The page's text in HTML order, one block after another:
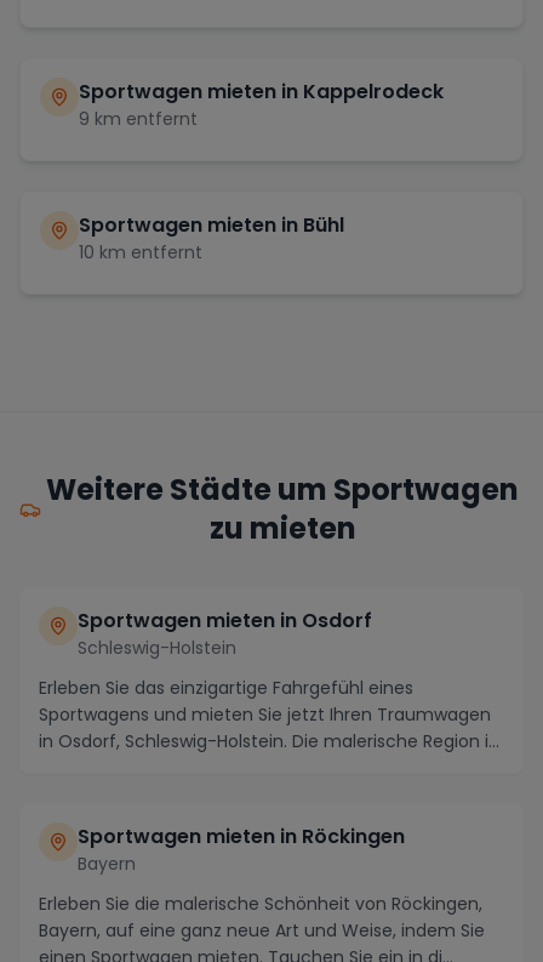
Sportwagen mieten in Kappelrodeck
9 km entfernt
Sportwagen mieten in Bühl
10 km entfernt
Weitere Städte um Sportwagen
zu mieten
Sportwagen mieten in Osdorf
Schleswig-Holstein
Erleben Sie das einzigartige Fahrgefühl eines
Sportwagens und mieten Sie jetzt Ihren Traumwagen
in Osdorf, Schleswig-Holstein. Die malerische Region i...
Sportwagen mieten in Röckingen
Bayern
Erleben Sie die malerische Schönheit von Röckingen,
Bayern, auf eine ganz neue Art und Weise, indem Sie